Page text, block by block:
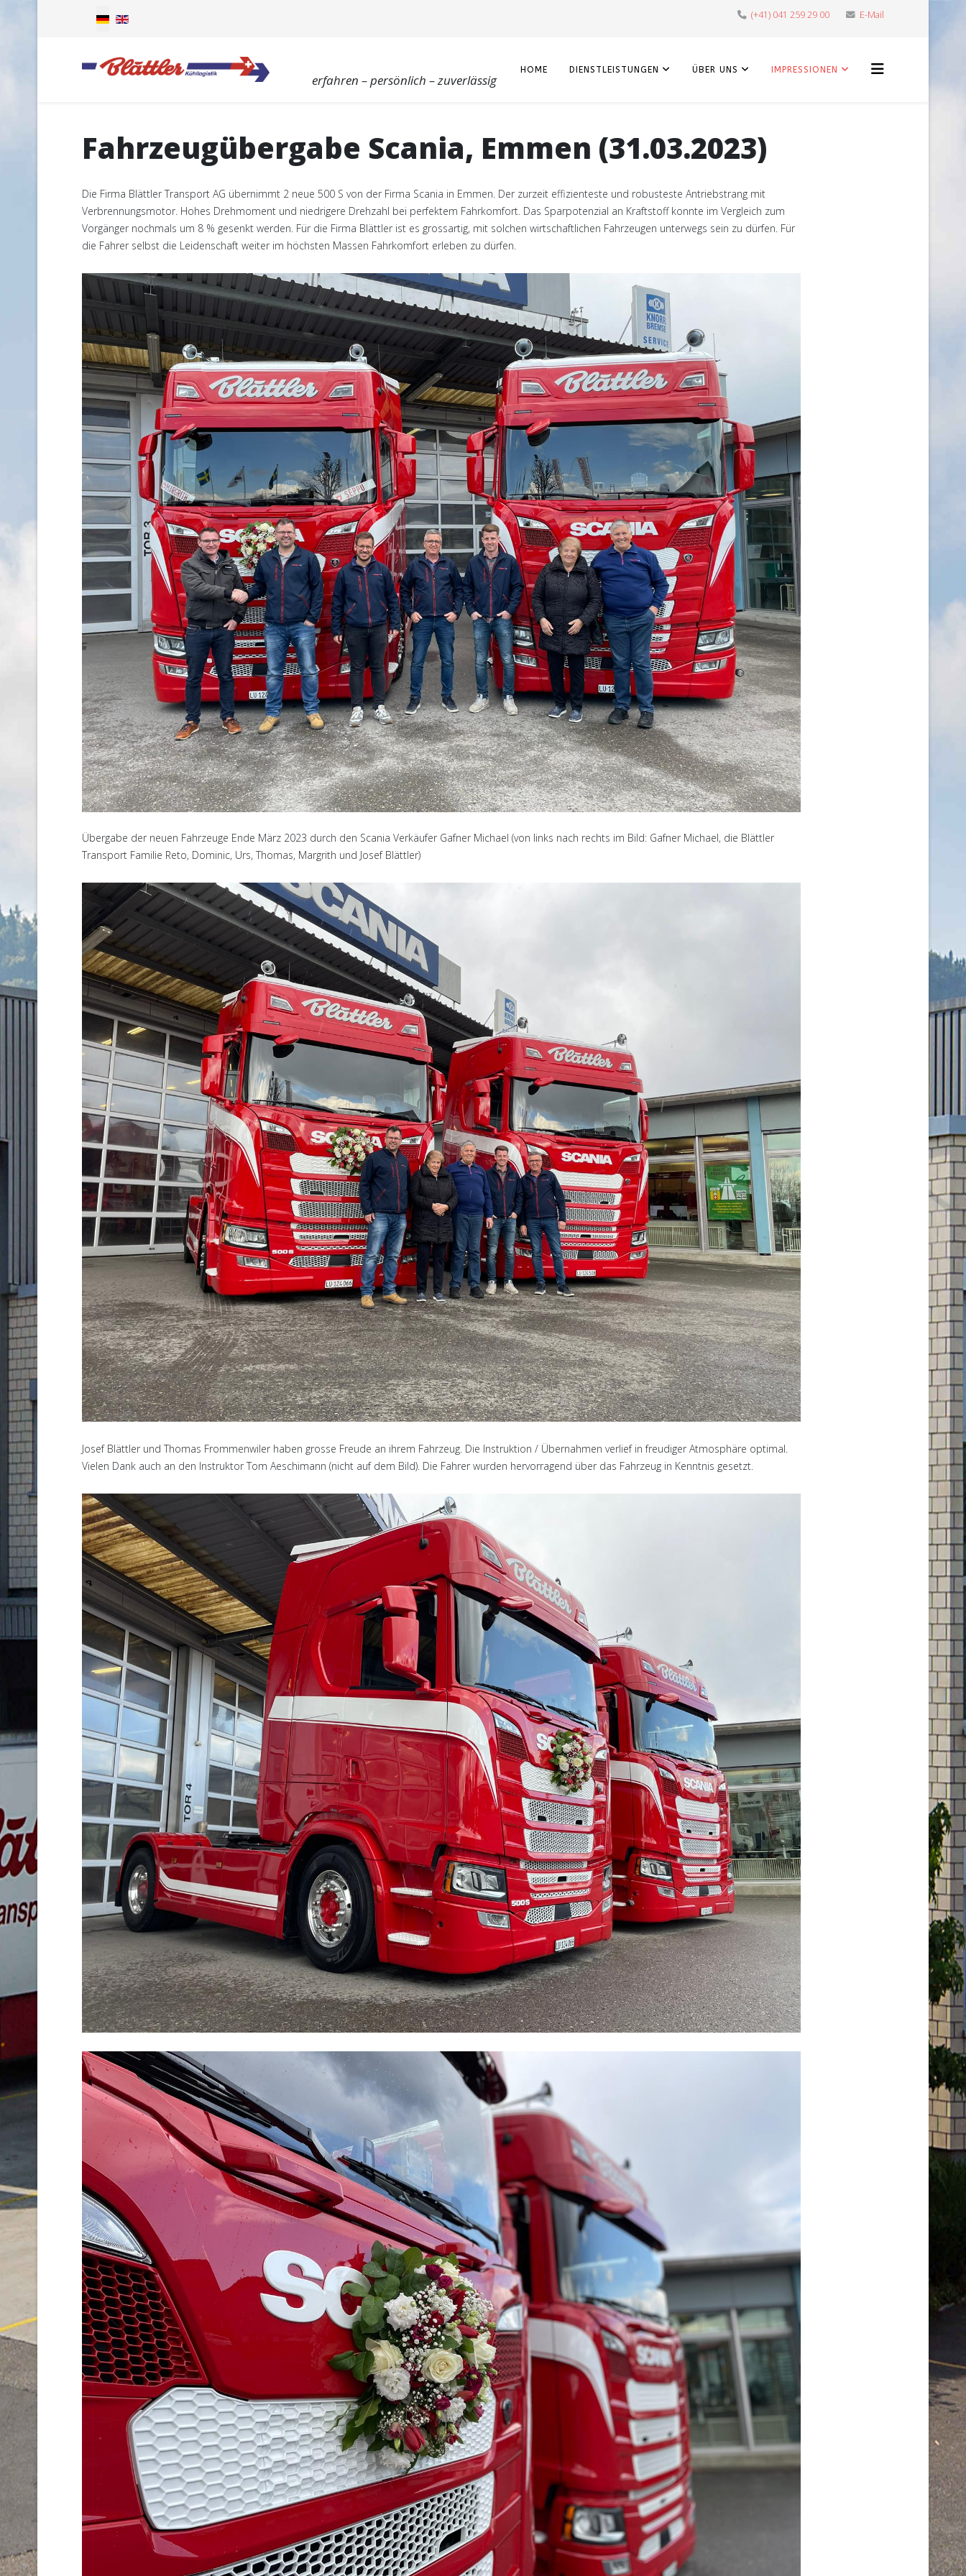
Sprache auswählen (+41) 041 259 29 00 E-Mail
erfahren – persönlich – zuverlässig
HOME DIENSTLEISTUNGEN ÜBER UNS IMPRESSIONEN
Fahrzeugübergabe Scania, Emmen (31.03.2023)
Die Firma Blättler Transport AG übernimmt 2 neue 500 S von der Firma Scania in Emmen. Der zurzeit effizienteste und robusteste Antriebstrang mit
Verbrennungsmotor. Hohes Drehmoment und niedrigere Drehzahl bei perfektem Fahrkomfort. Das Sparpotenzial an Kraftstoff konnte im Vergleich zum
Vorgänger nochmals um 8 % gesenkt werden. Für die Firma Blättler ist es grossartig, mit solchen wirtschaftlichen Fahrzeugen unterwegs sein zu dürfen. Für
die Fahrer selbst die Leidenschaft weiter im höchsten Massen Fahrkomfort erleben zu dürfen.
Übergabe der neuen Fahrzeuge Ende März 2023 durch den Scania Verkäufer Gafner Michael (von links nach rechts im Bild: Gafner Michael, die Blättler
Transport Familie Reto, Dominic, Urs, Thomas, Margrith und Josef Blättler)
Josef Blättler und Thomas Frommenwiler haben grosse Freude an ihrem Fahrzeug. Die Instruktion / Übernahmen verlief in freudiger Atmosphäre optimal.
Vielen Dank auch an den Instruktor Tom Aeschimann (nicht auf dem Bild). Die Fahrer wurden hervorragend über das Fahrzeug in Kenntnis gesetzt.